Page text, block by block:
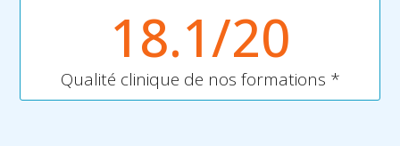
18.1/20
Qualité clinique de nos formations *